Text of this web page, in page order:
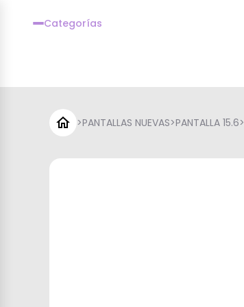
Categorías
>PANTALLAS NUEVAS>PANTALLA 15.6>